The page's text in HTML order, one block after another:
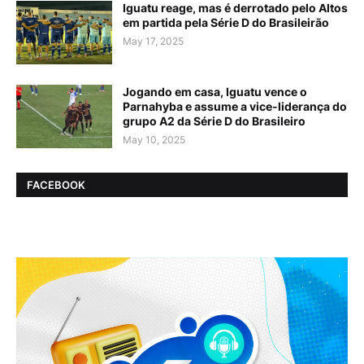
Iguatu reage, mas é derrotado pelo Altos
em partida pela Série D do Brasileirão
May 17, 2025
Jogando em casa, Iguatu vence o
Parnahyba e assume a vice-liderança do
grupo A2 da Série D do Brasileiro
May 10, 2025
FACEBOOK